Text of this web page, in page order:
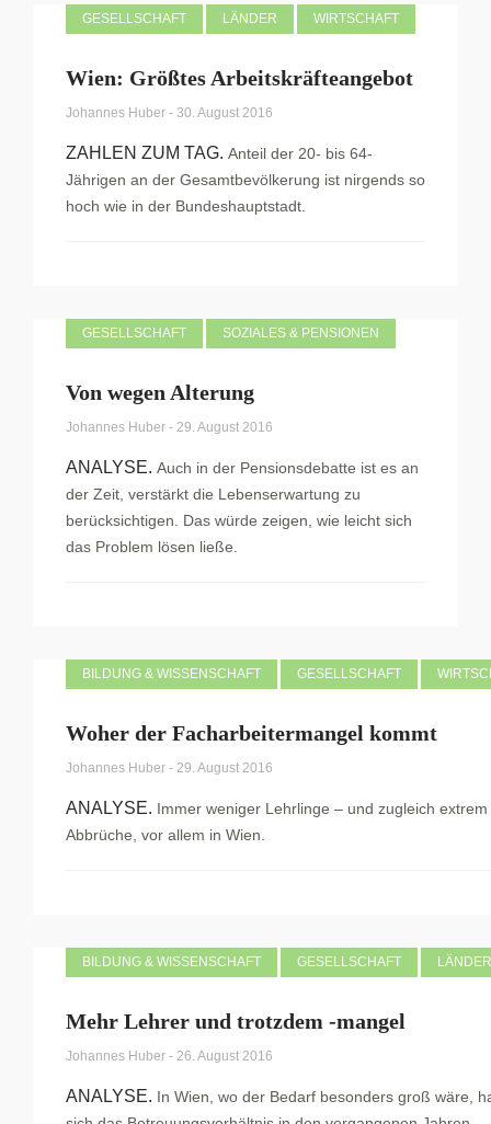
GESELLSCHAFT LÄNDER WIRTSCHAFT
Wien: Größtes Arbeitskräfteangebot
Johannes Huber - 30. August 2016
ZAHLEN ZUM TAG. Anteil der 20- bis 64-
Jährigen an der Gesamtbevölkerung ist nirgends so
hoch wie in der Bundeshauptstadt.
GESELLSCHAFT SOZIALES & PENSIONEN
Von wegen Alterung
Johannes Huber - 29. August 2016
ANALYSE. Auch in der Pensionsdebatte ist es an
der Zeit, verstärkt die Lebenserwartung zu
berücksichtigen. Das würde zeigen, wie leicht sich
das Problem lösen ließe.
BILDUNG & WISSENSCHAFT GESELLSCHAFT
Woher der Facharbeitermangel kommt
Johannes Huber - 29. August 2016
ANALYSE. Immer weniger Lehrlinge – und zugleich extrem
Abbrüche, vor allem in Wien.
BILDUNG & WISSENSCHAFT GESELLSCHAFT LÄNDER
Mehr Lehrer und trotzdem -mangel
Johannes Huber - 26. August 2016
ANALYSE. In Wien, wo der Bedarf besonders groß wäre,